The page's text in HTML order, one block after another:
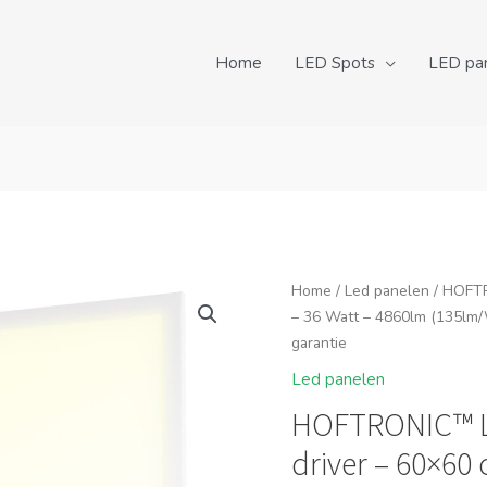
Home LED Spots LED
Home / Led panelen /
– 36 Watt – 4860lm
garantie
Led panelen
driver – 60×60